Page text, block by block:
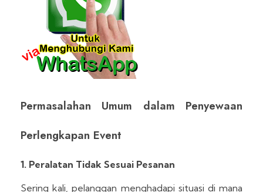
Permasalahan Umum dalam Penyewaan
Perlengkapan Event
1. Peralatan Tidak Sesuai Pesanan
Sering kali, pelanggan menghadapi situasi di mana